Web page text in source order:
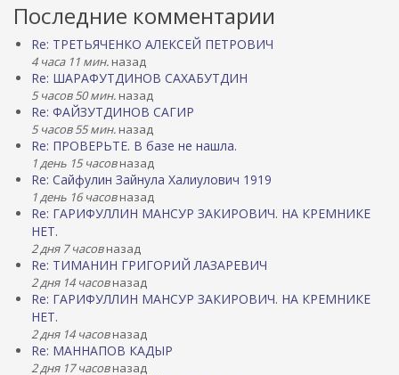
Последние комментарии
Re: ТРЕТЬЯЧЕНКО АЛЕКСЕЙ ПЕТРОВИЧ
4 часа 11 мин. назад
Re: ШАРАФУТДИНОВ САХАБУТДИН
5 часов 50 мин. назад
Re: ФАЙЗУТДИНОВ САГИР
5 часов 55 мин. назад
Re: ПРОВЕРЬТЕ. В базе не нашла.
1 день 15 часовназад
Re: Сайфулин Зайнула Халиулович 1919
1 день 16 часовназад
Re: ГАРИФУЛЛИН МАНСУР ЗАКИРОВИЧ. НА КРЕМНИКЕ
НЕТ.
2 дня 7 часовназад
Re: ТИМАНИН ГРИГОРИЙ ЛАЗАРЕВИЧ
2 дня 14 часовназад
Re: ГАРИФУЛЛИН МАНСУР ЗАКИРОВИЧ. НА КРЕМНИКЕ
НЕТ.
2 дня 14 часовназад
Re: МАННАПОВ КАДЫР
2 дня 17 часовназад